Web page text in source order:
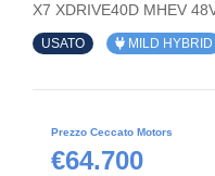
X7 XDRIVE40D MHEV
USATO MILD HYBRID
Prezzo Ceccato Motors
€64.700